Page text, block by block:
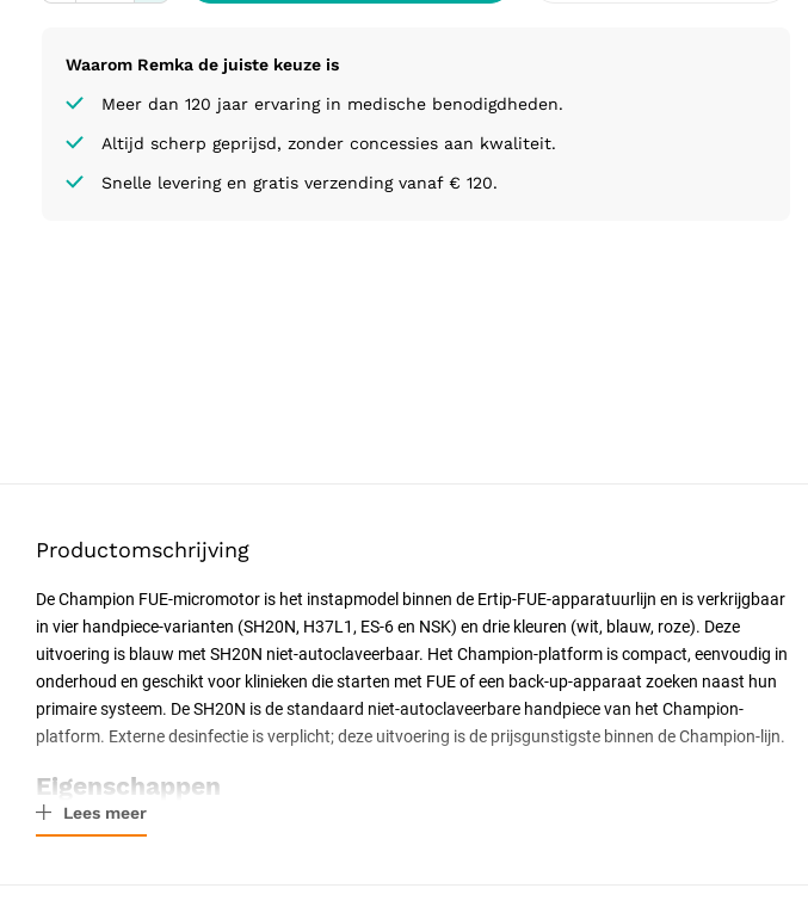
Waarom Remka de juiste keuze is
Meer dan 120 jaar ervaring in medische benodigdheden.
Altijd scherp geprijsd, zonder concessies aan kwaliteit.
Snelle levering en gratis verzending vanaf € 120.
Productomschrijving
De Champion FUE-micromotor is het instapmodel binnen de Ertip-FUE-apparatuurlijn en is verkrijgbaar
in vier handpiece-varianten (SH20N, H37L1, ES-6 en NSK) en drie kleuren (wit, blauw, roze). Deze
uitvoering is blauw met SH20N niet-autoclaveerbaar. Het Champion-platform is compact, eenvoudig in
onderhoud en geschikt voor klinieken die starten met FUE of een back-up-apparaat zoeken naast hun
primaire systeem. De SH20N is de standaard niet-autoclaveerbare handpiece van het Champion-
platform. Externe desinfectie is verplicht; deze uitvoering is de prijsgunstigste binnen de Champion-lijn.
Eigenschappen
Motorunit Champion-platform met digitale toerental-aanduiding
Lees meer